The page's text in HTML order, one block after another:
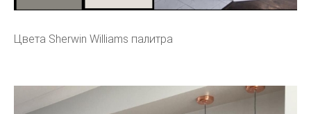
Цвета Sherwin Williams палитра